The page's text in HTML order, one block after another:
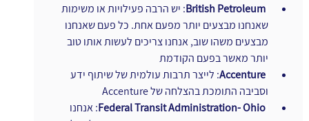
British Petroleum: יש הרבה פעילויות או משימות
שאנחנו מבצעים יותר מפעם אחת. כל פעם שאנחנו
מבצעים משהו שוב, אנחנו צריכים לעשות אותו טוב
יותר מאשר בפעם הקודמת
Accenture: לייצר תרבות עולמית של שיתוף ידע
וסביבה התומכת בהצלחה של Accenture
Federal Transit Administration- Ohio: אנחנו